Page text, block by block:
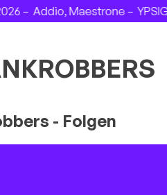
–Addio, Maestrone –
- Folgen